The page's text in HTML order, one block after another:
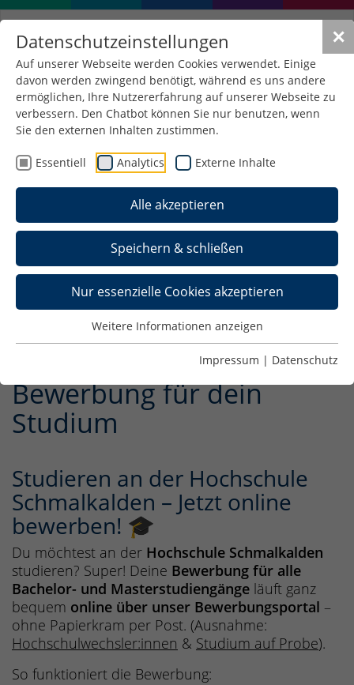
✕
Datenschutzeinstellungen
Auf unserer Webseite werden Cookies verwendet. Einige
davon werden zwingend benötigt, während es uns andere
ermöglichen, Ihre Nutzererfahrung auf unserer Webseite zu
verbessern. Den Chatbot können Sie nur benutzen, wenn
Sie den externen Inhalten zustimmen.
Essentiell Analytics Externe Inhalte
Alle akzeptieren
Speichern & schließen
Nur essenzielle Cookies akzeptieren
Weitere Informationen anzeigen
Impressum | Datenschutz
Bewerbung für dein
Studium
Studieren an der Hochschule
Schmalkalden – Jetzt online
bewerben! 🎓
Du möchtest an der Hochschule Schmalkalden
studieren? Super! Deine Bewerbung für alle
Bachelor- und Masterstudiengänge läuft ganz
bequem online über unser Bewerbungsportal –
ohne Papierkram per Post. (Ausnahme:
Hochschulwechsler:innen & Studium auf Probe).
So funktioniert die Bewerbung: